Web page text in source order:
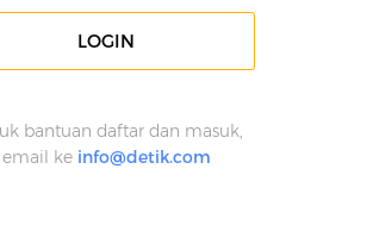
LOGIN
bantuan daftar dan masuk,
email ke info@detik.com